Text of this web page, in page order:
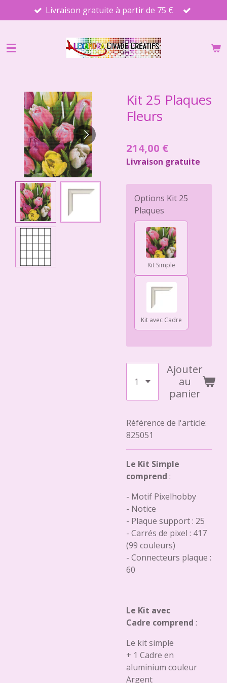
au
principal
Livraison gratuite à partir de 75 €
Kit 25 Plaques
Fleurs
214,00 €
Livraison gratuite
Options Kit 25
Plaques
Kit Simple
Kit avec Cadre
Ajouter
au
panier
Référence de l'article:
825051
Le Kit Simple
comprend :
- Motif Pixelhobby
- Notice
- Plaque support : 25
- Carrés de pixel : 417
(99 couleurs)
- Connecteurs plaque :
60
Le Kit avec
Cadre comprend :
Le kit simple
+ 1 Cadre en
aluminium couleur
Argent